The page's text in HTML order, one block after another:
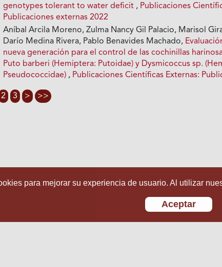
genotypes tolerant to water deficit , Publicaciones
Publicaciones externas 2022
Aníbal Arcila Moreno, Zulma Nancy Gil Palacio, Marisol
Darío Medina Rivera, Pablo Benavides Machado,
nueva generación para el control de las cochinillas
Puto barberi (Hemiptera: Putoidae) y Dysmicoccus sp.
Pseudococcidae) , Publicaciones Científicas Externas:
2 3 > >>
para mejorar su experiencia de usuario. Al utilizar
Aceptar